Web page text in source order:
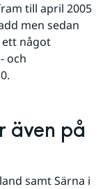
till april 2005
men sedan
ett något
och
även på
samt Särna i